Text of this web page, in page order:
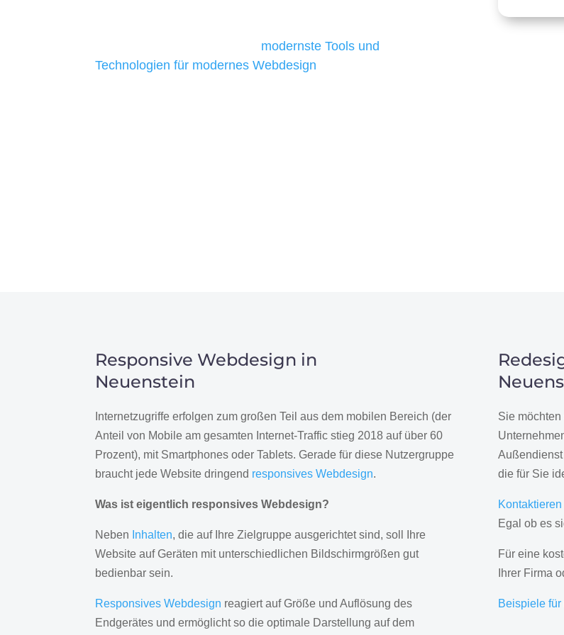
modernste Tools und
Technologien für modernes Webdesign
Responsive Webdesign in
Neuenstein
Internetzugriffe erfolgen zum großen Teil aus dem mobilen Bereich (der
Anteil von Mobile am gesamten Internet-Traffic stieg 2018 auf über 60
Prozent), mit Smartphones oder Tablets. Gerade für diese Nutzergruppe
braucht jede Website dringend responsives Webdesign.
Was ist eigentlich responsives Webdesign?
Neben Inhalten, die auf Ihre Zielgruppe ausgerichtet sind, soll Ihre
Website auf Geräten mit unterschiedlichen Bildschirmgrößen gut
bedienbar sein.
Responsives Webdesign reagiert auf Größe und Auflösung des
Endgerätes und ermöglicht so die optimale Darstellung auf dem
Sie
die für Sie
Kontaktieren
Egal ob es
Für eine
Ihrer Firma
Beispiele